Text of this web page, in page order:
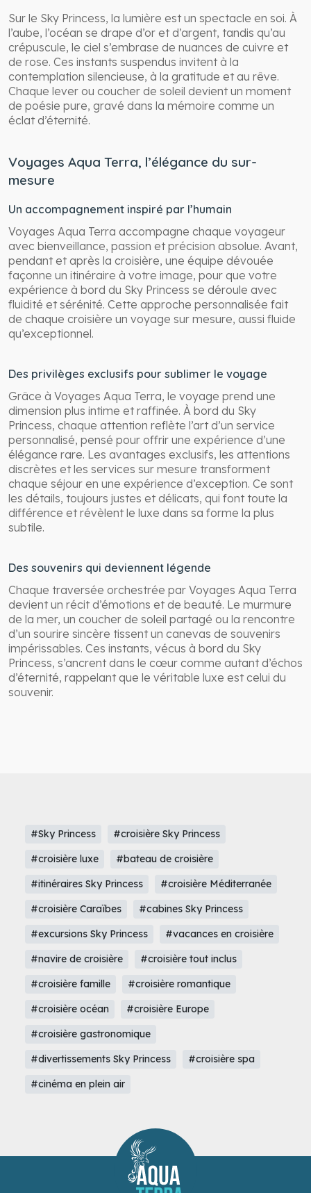
Sur le Sky Princess, la lumière est un spectacle en soi. À
l’aube, l’océan se drape d’or et d’argent, tandis qu’au
crépuscule, le ciel s’embrase de nuances de cuivre et
de rose. Ces instants suspendus invitent à la
contemplation silencieuse, à la gratitude et au rêve.
Chaque lever ou coucher de soleil devient un moment
de poésie pure, gravé dans la mémoire comme un
éclat d’éternité.
Voyages Aqua Terra, l’élégance du sur-
mesure
Un accompagnement inspiré par l’humain
Voyages Aqua Terra accompagne chaque voyageur
avec bienveillance, passion et précision absolue. Avant,
pendant et après la croisière, une équipe dévouée
façonne un itinéraire à votre image, pour que votre
expérience à bord du Sky Princess se déroule avec
fluidité et sérénité. Cette approche personnalisée fait
de chaque croisière un voyage sur mesure, aussi fluide
qu’exceptionnel.
Des privilèges exclusifs pour sublimer le voyage
Grâce à Voyages Aqua Terra, le voyage prend une
dimension plus intime et raffinée. À bord du Sky
Princess, chaque attention reflète l’art d’un service
personnalisé, pensé pour offrir une expérience d’une
élégance rare. Les avantages exclusifs, les attentions
discrètes et les services sur mesure transforment
chaque séjour en une expérience d’exception. Ce sont
les détails, toujours justes et délicats, qui font toute la
différence et révèlent le luxe dans sa forme la plus
subtile.
Des souvenirs qui deviennent légende
Chaque traversée orchestrée par Voyages Aqua Terra
devient un récit d’émotions et de beauté. Le murmure
de la mer, un coucher de soleil partagé ou la rencontre
d’un sourire sincère tissent un canevas de souvenirs
impérissables. Ces instants, vécus à bord du Sky
Princess, s’ancrent dans le cœur comme autant d’échos
d’éternité, rappelant que le véritable luxe est celui du
souvenir.
#Sky Princess
#croisière Sky Princess
#croisière luxe
#bateau de croisière
#itinéraires Sky Princess
#croisière Méditerranée
#croisière Caraïbes
#cabines Sky Princess
#excursions Sky Princess
#vacances en croisière
#navire de croisière
#croisière tout inclus
#croisière famille
#croisière romantique
#croisière océan
#croisière Europe
#croisière gastronomique
#divertissements Sky Princess
#croisière spa
#cinéma en plein air